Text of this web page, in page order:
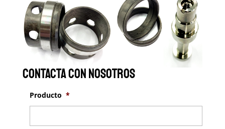
Contacta con nosotros
Producto *